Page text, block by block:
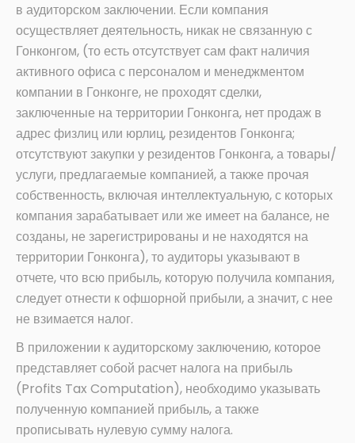
в аудиторском заключении. Если компания
осуществляет деятельность, никак не связанную с
Гонконгом, (то есть отсутствует сам факт наличия
активного офиса с персоналом и менеджментом
компании в Гонконге, не проходят сделки,
заключенные на территории Гонконга, нет продаж в
адрес физлиц или юрлиц, резидентов Гонконга;
отсутствуют закупки у резидентов Гонконга, а товары/
услуги, предлагаемые компанией, а также прочая
собственность, включая интеллектуальную, с которых
компания зарабатывает или же имеет на балансе, не
созданы, не зарегистрированы и не находятся на
территории Гонконга), то аудиторы указывают в
отчете, что всю прибыль, которую получила компания,
следует отнести к офшорной прибыли, а значит, с нее
не взимается налог.
В приложении к аудиторскому заключению, которое
представляет собой расчет налога на прибыль
(Profits Tax Computation), необходимо указывать
полученную компанией прибыль, а также
прописывать нулевую сумму налога.